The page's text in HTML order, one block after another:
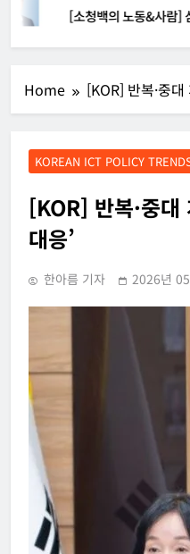
[소청백의 노동&사람] 삼성
Home [KOR] 반복·중대
KOREAN ICT POLICY
[KOR] 반복·중대
대응’
한아름 기자 2026년